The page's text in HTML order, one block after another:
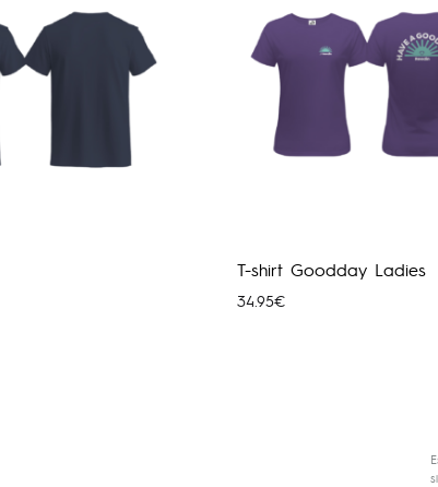
T-shirt Goodday Ladies
34.95€